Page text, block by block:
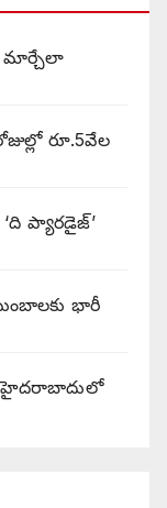
మార్చేలా
రూ.5వేల
ప్యారడైజ్’
భారీ
హైదరాబాదులో